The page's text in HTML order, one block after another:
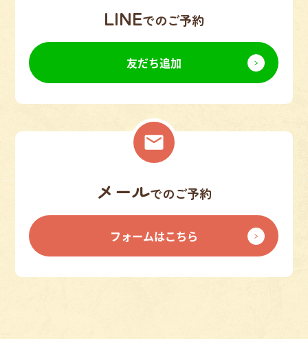
LINEでのご予約
友だち追加
メールでのご予約
フォームはこちら